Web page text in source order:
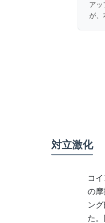
アッ
が、
対立激化
コ
の
ン
た